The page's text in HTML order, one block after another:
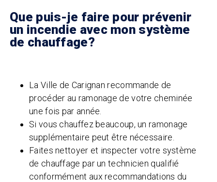
Que puis-je faire pour prévenir
un incendie avec mon système
de chauffage?
La Ville de Carignan recommande de
procéder au ramonage de votre cheminée
une fois par année.
Si vous chauffez beaucoup, un ramonage
supplémentaire peut être nécessaire.
Faites nettoyer et inspecter votre système
de chauffage par un technicien qualifié
conformément aux recommandations du